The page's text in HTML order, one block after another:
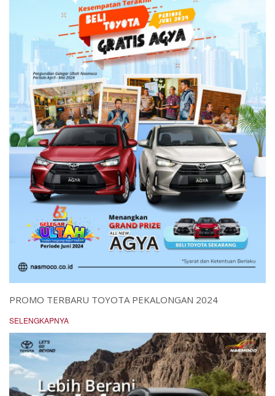
PROMO TERBARU TOYOTA PEKALONGAN 2024
SELENGKAPNYA